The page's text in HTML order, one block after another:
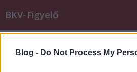
Blog - Do Not Process My
BKV-Figyelő